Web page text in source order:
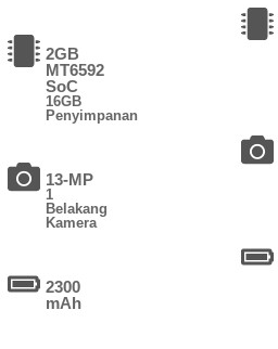
2GB
MT6592
SoC
16GB
Penyimpanan
13-MP
1
Belakang
Kamera
2300
mAh